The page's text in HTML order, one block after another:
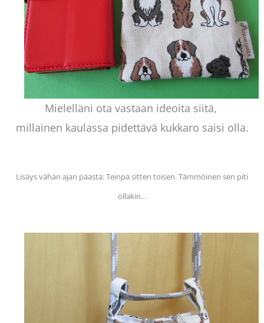
Mielelläni ota vastaan ideoita siitä,
millainen kaulassa pidettävä kukkaro saisi olla.
Lisäys vähän ajan päästä: Teinpä sitten toisen. Tämmöinen sen piti
ollakin…